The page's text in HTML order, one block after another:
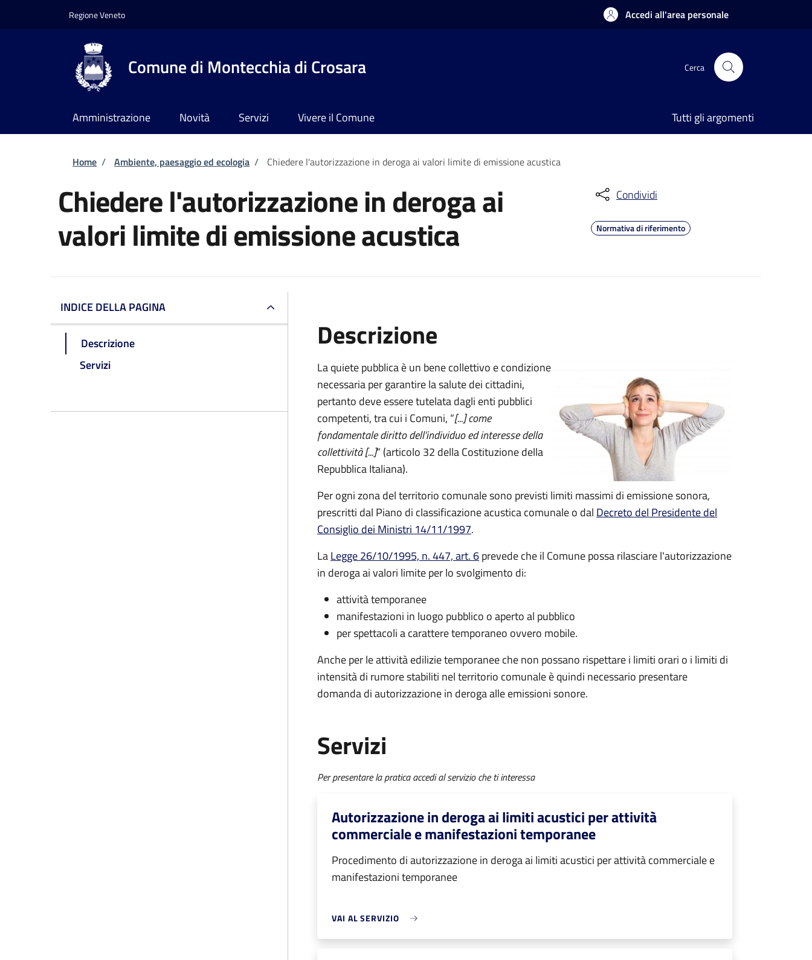
Regione Veneto Accedi all'area personale
Comune di Montecchia di Crosara Cerca
Amministrazione Novità Servizi Vivere il Comune Tutti gli argomenti
Briciole di pane
Home / Ambiente, paesaggio ed ecologia / Chiedere l'autorizzazione in deroga ai valori limite di emissione acustica
Chiedere l'autorizzazione in deroga ai
valori limite di emissione acustica
Condividi
Normativa di riferimento
INDICE DELLA PAGINA
Descrizione
Servizi
Descrizione
La quiete pubblica è un bene collettivo e condizione
necessaria per garantire la salute dei cittadini,
pertanto deve essere tutelata dagli enti pubblici
competenti, tra cui i Comuni, “[...] come
fondamentale diritto dell’individuo ed interesse della
collettività [...]“ (articolo 32 della Costituzione della
Repubblica Italiana).
Per ogni zona del territorio comunale sono previsti limiti massimi di emissione sonora,
prescritti dal Piano di classificazione acustica comunale o dal Decreto del Presidente del
Consiglio dei Ministri 14/11/1997.
LaLegge 26/10/1995, n. 447, art. 6prevede che il Comune possa rilasciare l'autorizzazione
in deroga ai valori limite per lo svolgimento di:
attività temporanee
manifestazioni in luogo pubblico o aperto al pubblico
per spettacoli a carattere temporaneo ovvero mobile.
Anche per le attività edilizie temporanee che non possano rispettare i limiti orari o i limiti di
intensità di rumore stabiliti nel territorio comunale è quindi necessario presentare
domanda di autorizzazione in deroga alle emissioni sonore.
Servizi
Per presentare la pratica accedi al servizio che ti interessa
Autorizzazione in deroga ai limiti acustici per attività
commerciale e manifestazioni temporanee
Procedimento di autorizzazione in deroga ai limiti acustici per attività commerciale e
manifestazioni temporanee
VAI AL SERVIZIO